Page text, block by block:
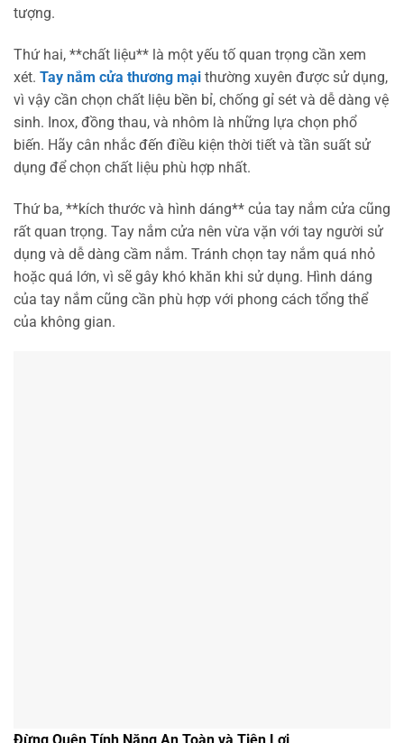
tượng.
Thứ hai, **chất liệu** là một yếu tố quan trọng cần xem
xét. Tay nắm cửa thương mại thường xuyên được sử dụng,
vì vậy cần chọn chất liệu bền bỉ, chống gỉ sét và dễ dàng vệ
sinh. Inox, đồng thau, và nhôm là những lựa chọn phổ
biến. Hãy cân nhắc đến điều kiện thời tiết và tần suất sử
dụng để chọn chất liệu phù hợp nhất.
Thứ ba, **kích thước và hình dáng** của tay nắm cửa cũng
rất quan trọng. Tay nắm cửa nên vừa vặn với tay người sử
dụng và dễ dàng cầm nắm. Tránh chọn tay nắm quá nhỏ
hoặc quá lớn, vì sẽ gây khó khăn khi sử dụng. Hình dáng
của tay nắm cũng cần phù hợp với phong cách tổng thể
của không gian.